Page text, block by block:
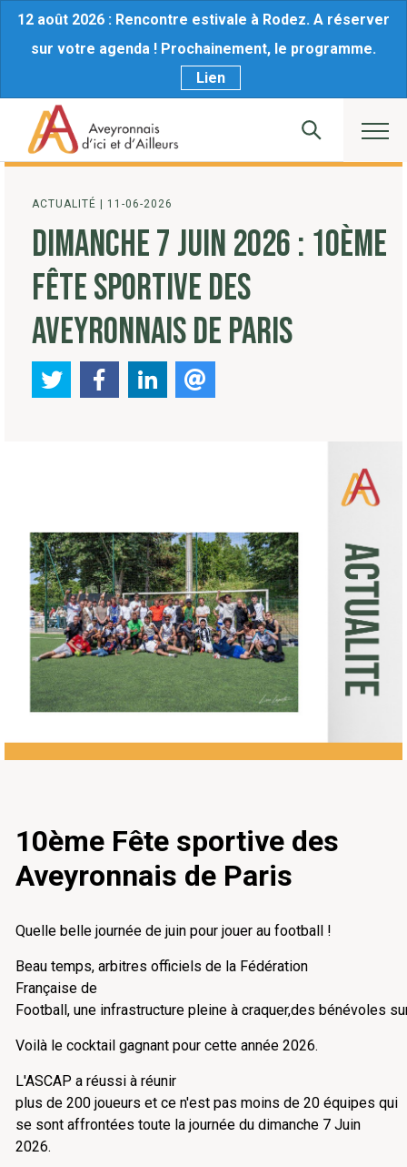
12 août 2026 : Rencontre estivale à Rodez. A réserver
sur votre agenda ! Prochainement, le programme.
Lien
ACTUALITÉ 11-06-2026
DIMANCHE 7 JUIN 2026 : 10ÈME
FÊTE SPORTIVE DES
AVEYRONNAIS DE PARIS
10ème Fête sportive des
Aveyronnais de Paris
Quelle belle journée de juin pour jouer au football !
Beau temps, arbitres officiels de la Fédération
Française de
Football, une infrastructure pleine à craquer,des bénévoles
Voilà le cocktail gagnant pour cette année 2026.
L'ASCAP a réussi à réunir
plus de 200 joueurs et ce n'est pas moins de 20 équipes qui
se sont affrontées toute la journée du dimanche 7 Juin
2026.